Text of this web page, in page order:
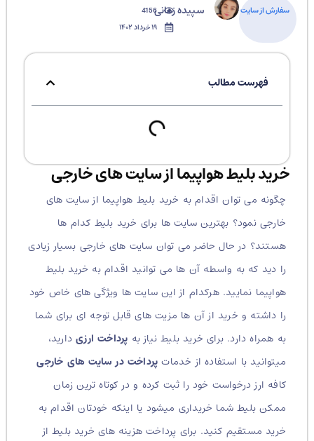
سفارش از سایت خارجی سپیده زمانی4156
۱۹ خرداد ۱۴۰۲
فهرست مطالب
خرید بلیط هواپیما از سایت های خارجی
چگونه می توان اقدام به خرید بلیط هواپیما از سایت های
خارجی نمود؟ بهترین سایت ها برای خرید بلیط کدام ها
هستند؟ در حال حاضر می توان سایت های خارجی بسیار زیادی
را دید که به واسطه آن ها می توانید اقدام به خرید بلیط
هواپیما نمایید. هرکدام از این سایت ها ویژگی های خاص خود
را داشته و خرید از آن ها مزیت های قابل توجه ای برای شما
به همراه دارد. برای خرید بلیط نیاز بهپرداخت ارزی دارید،
میتوانید با استفاده از خدماتپرداخت در سایت های خارجی
کافه ارز درخواست خود را ثبت کرده و در کوتاه ترین زمان
ممکن بلیط شما خریداری میشود یا اینکه خودتان اقدام به
خرید مستقیم کنید. برای پرداخت هزینه های خرید بلیط از